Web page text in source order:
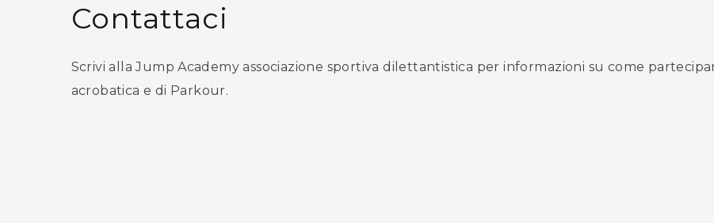
Contattaci
Scrivi alla Jump Academy associazione sportiva dilettantistica per informazioni su come
acrobatica e di Parkour.